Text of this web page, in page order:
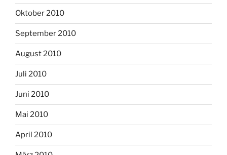
Oktober 2010
September 2010
August 2010
Juli 2010
Juni 2010
Mai 2010
April 2010